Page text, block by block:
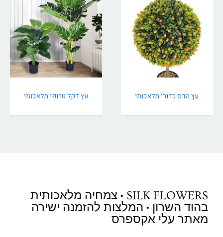
עץ הדס כדורי מלאכותי עץ דקל טרופי מלאכותי
SILK FLOWERS • צמחיה מלאכותית
בהוד השרון • המלצות להזמנה ישירה
מאתר עלי אקספרס